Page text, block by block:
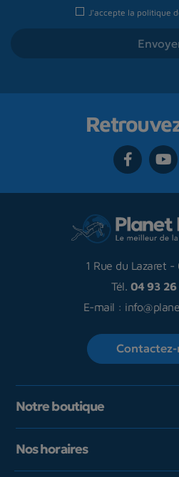
J'accepte la politique
1 Rue du Lazaret -
Tél. 04 93 26
E-mail :
Notre boutique
Nos horaires